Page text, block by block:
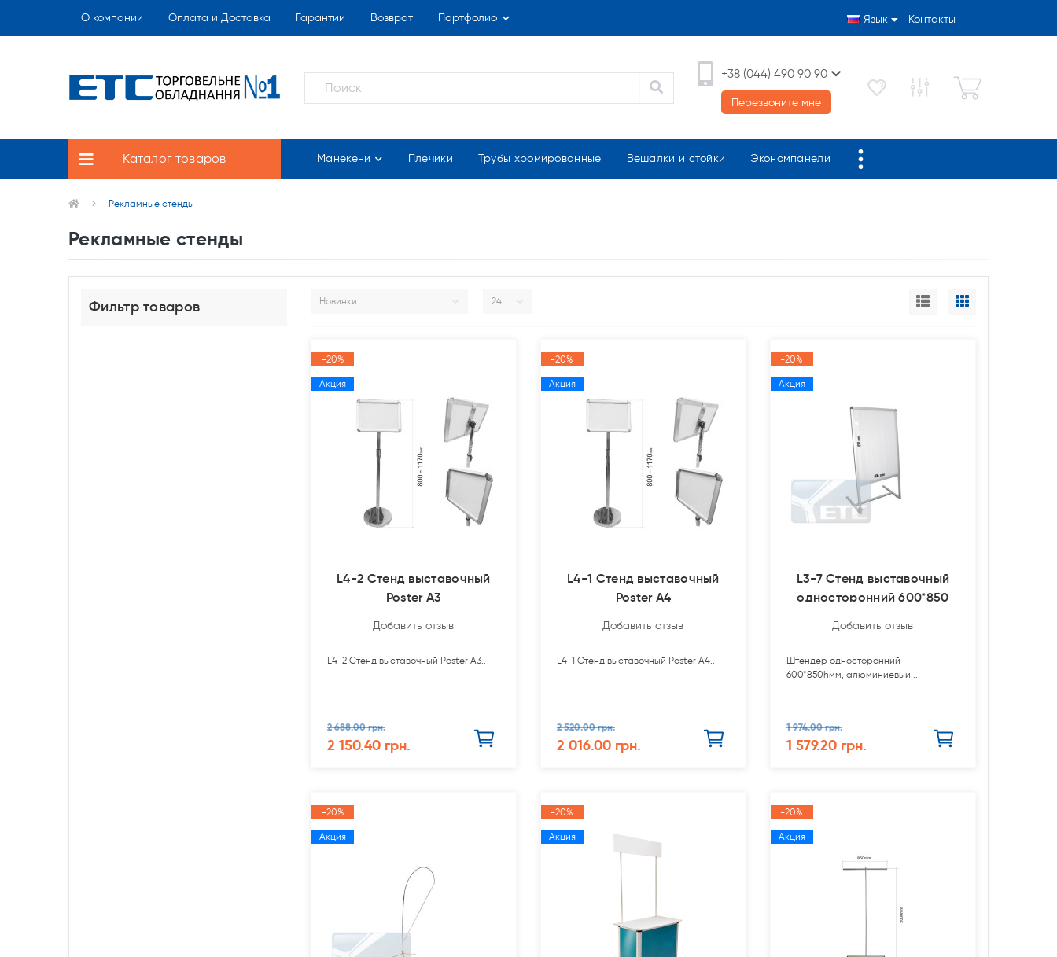
О компании Оплата и Доставка Гарантии Возврат Портфолио Язык Контакты
+38 (044) 490 90 90
Перезвоните мне
Каталог товаров Манекени Плечики Трубы хромированные Вешалки и стойки Экономпанели
Рекламные стенды
Рекламные стенды
Фильтр товаров
-20%
Акция
L4-2 Стенд выставочный
Poster A3
Добавить отзыв
L4-2 Стенд выставочный Poster A3..
2 688.00 грн.
2 150.40 грн.
-20%
Акция
L4-1 Стенд выставочный
Poster A4
Добавить отзыв
L4-1 Стенд выставочный Poster A4..
2 520.00 грн.
2 016.00 грн.
-20%
Акция
L3-7 Стенд выставочный
односторонний 600*850
Добавить отзыв
Штендер односторонний
600*850hмм, алюминиевый...
1 974.00 грн.
1 579.20 грн.
-20%
Акция
-20%
Акция
-20%
Акция